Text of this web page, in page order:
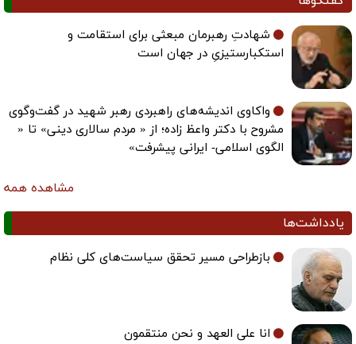
شهادتِ رهبرمان مبعثی برای استقامت و
استکبارستیزیِ در جهان است
واکاوی اندیشه‌های راهبردی رهبر شهید در گفت‌وگوی
مشروح با دکتر واعظ زاده؛ از « مردم سالاری دینی» تا «
الگوی اسلامی- ایرانی پیشرفت»
مشاهده همه
یادداشت‌ها
بازطراحی مسیر تحقق سیاست‌های کلی نظام
انا علی العهد و نحن منتقمون